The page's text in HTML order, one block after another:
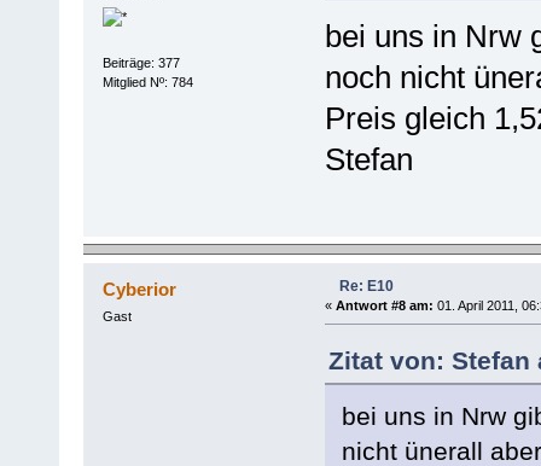
Beiträge: 377
Mitglied Nº: 784
bei uns in Nrw
noch nicht
Preis gleich
Stefan
Cyberior
Gast
Re: E10
« Antwort #8 am: 01. April 2011,
Zitat von: Stefan
bei uns in Nrw
nicht ünerall